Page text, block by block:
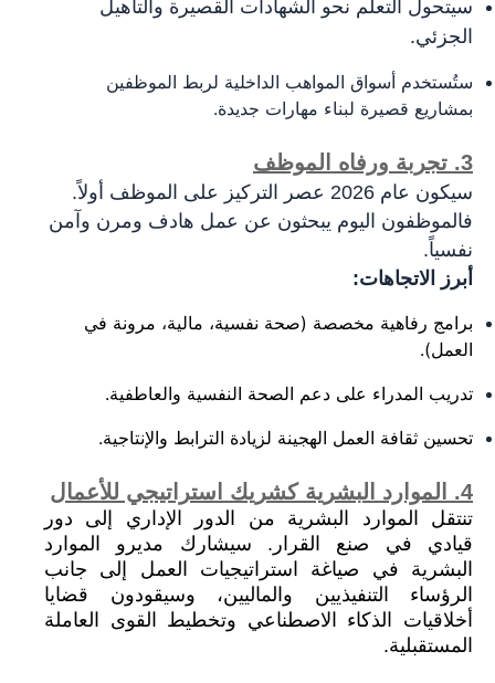
سيتحول التعلم نحو الشهادات القصيرة والتأهيل
الجزئي.
ستُستخدم أسواق المواهب الداخلية لربط الموظفين
بمشاريع قصيرة لبناء مهارات جديدة.
3. تجربة ورفاه الموظف
سي
كون عام 2026 عصر التركيز على الموظف أولاً.
فالموظفون اليوم يبحثون عن عمل هادف ومرن وآمن
نفسياً.
أبرز الاتجاهات:
برامج رفاهية مخصصة (صحة نفسية، مالية، مرونة في
العمل).
تدريب المدراء على دعم الصحة النفسية والعاطفية.
تحسين ثقافة العمل الهجينة لزيادة الترابط والإنتاجية.
4. الموارد البشرية كشريك استراتيجي للأعمال
تنتقل الموارد البشرية من الدور الإداري إلى دور
قيادي في صنع القرار. سيشارك مديرو الموارد
البشرية في صياغة استراتيجيات العمل إلى جانب
الرؤساء التنفيذيين والماليين، وسيقودون قضايا
أخلاقيات الذكاء الاصطناعي وتخطيط القوى العاملة
المستقبلية.